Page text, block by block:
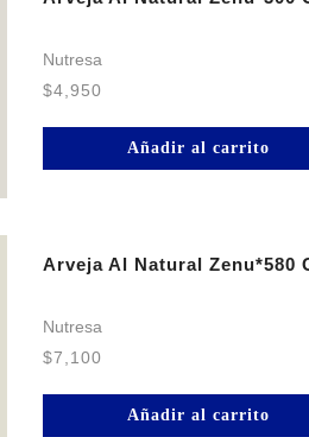
Nutresa
$4,950
Añadir al carrito
Arveja Al Natural Zenu*580
Nutresa
$7,100
Añadir al carrito